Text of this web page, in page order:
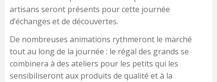
artisans seront présents pour cette journée
d’échanges et de découvertes.
De nombreuses animations rythmeront le marché
tout au long de la journée : le régal des grands se
combinera à des ateliers pour les petits qui les
sensibiliseront aux produits de qualité et à la